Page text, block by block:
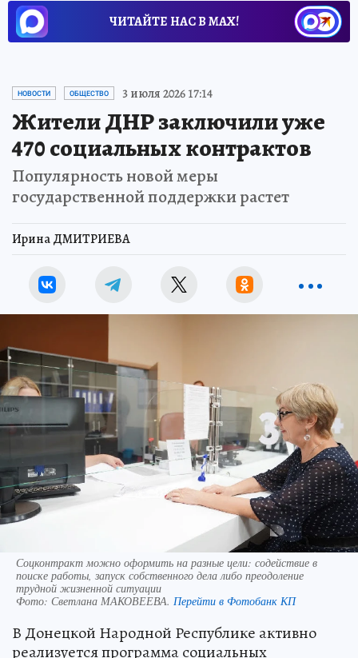
ЧИТАЙТЕ НАС В МАХ!
НОВОСТИ ОБЩЕСТВО 3 июля 2026 17:14
Жители ДНР заключили уже
470 социальных контрактов
Популярность новой меры
государственной поддержки растет
Ирина ДМИТРИЕВА
Соцконтракт можно оформить на разные цели: содействие в
поиске работы, запуск собственного дела либо преодоление
трудной жизненной ситуации
Фото: Светлана МАКОВЕЕВА. Перейти в Фотобанк КП
В Донецкой Народной Республике активно
реализуется программа социальных